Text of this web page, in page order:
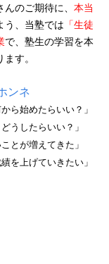
のご期待に、 本当
う、当塾では 「生徒
で、塾生の学習を本
す。
ンネ
ら始めたらいい？」
うしたらいい？」
とが増えてきた」
を上げていきたい」